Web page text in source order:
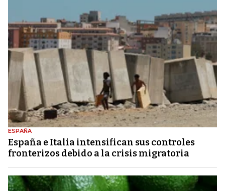
ESPAÑA
España e Italia intensifican sus controles
fronterizos debido a la crisis migratoria